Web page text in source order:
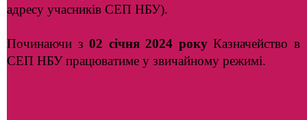
адресу учасників СЕП НБУ).
Починаючи з02 січня 2024 рокуКазначейство в
СЕП НБУ працюватиме у звичайному режимі.